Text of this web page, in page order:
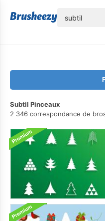
Subtil Pinceaux
2 346 correspondance de